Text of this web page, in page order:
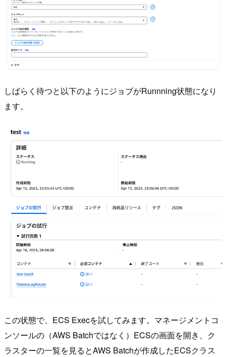
しばらく待つと以下のようにジョブがRunnning状態になり
ます。
この状態で、ECS Execを試してみます。マネージメントコ
ンソールの（AWS Batchではなく）ECSの画面を開き、ク
ラスターの一覧を見るとAWS Batchが作成したECSクラス